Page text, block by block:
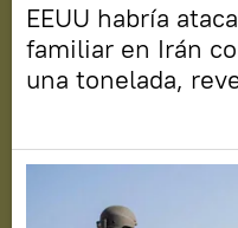
EEUU habría
familiar en Irán
una tonelada,